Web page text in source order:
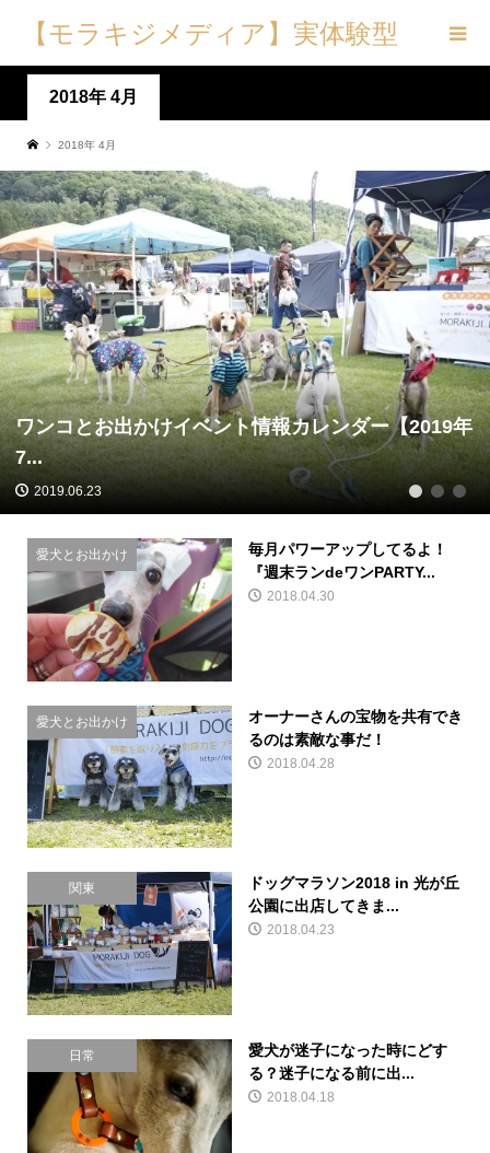
【モラキジメディア】実体験型
の犬メディア&トリーツ専門店
2018年 4月
2018年 4月
ワンコとお出かけイベント情報カレンダー【2019年
7...
2019.06.23 1 2 3
愛犬とお出かけ
毎月パワーアップしてるよ！
『週末ランdeワンPARTY...
2018.04.30
愛犬とお出かけ
オーナーさんの宝物を共有でき
るのは素敵な事だ！
2018.04.28
関東
ドッグマラソン2018 in 光が丘
公園に出店してきま...
2018.04.23
日常
愛犬が迷子になった時にどす
る？迷子になる前に出...
2018.04.18